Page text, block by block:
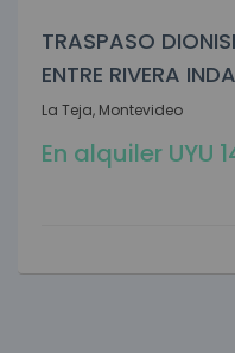
TRASPASO
ENTRE RIVERA
La Teja, Montevideo
En alquiler UYU